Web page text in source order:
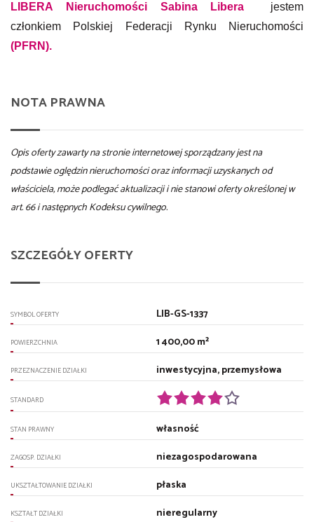
LIBERA Nieruchomości Sabina Libera
jestem
członkiem Polskiej Federacji Rynku Nieruchomości
(PFRN).
NOTA PRAWNA
Opis oferty zawarty na stronie internetowej sporządzany jest na
podstawie oględzin nieruchomości oraz informacji uzyskanych od
właściciela, może podlegać aktualizacji i nie stanowi oferty określonej w
art. 66 i następnych Kodeksu cywilnego.
SZCZEGÓŁY OFERTY
SYMBOL OFERTY LIB-GS-1337
POWIERZCHNIA 1 400,00 m²
PRZEZNACZENIE DZIAŁKI inwestycyjna, przemysłowa
STANDARD
STAN PRAWNY własność
ZAGOSP. DZIAŁKI niezagospodarowana
UKSZTAŁTOWANIE DZIAŁKI płaska
KSZTAŁT DZIAŁKI nieregularny